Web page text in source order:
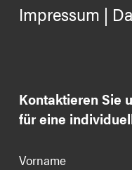
Impressum |
Kontaktieren Sie
für eine
Vorname